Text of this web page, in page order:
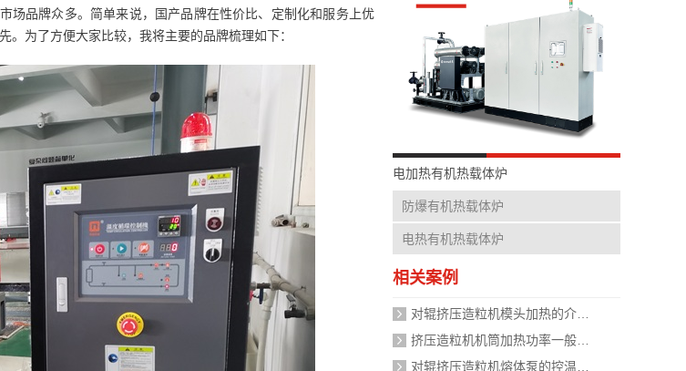
品牌众多。简单来说，国产品牌在性价比、定制化和服务上优
为了方便大家比较，我将主要的品牌梳理如下：
电加热有机热载体炉
防爆有机热载体炉
电热有机热载体炉
相关案例